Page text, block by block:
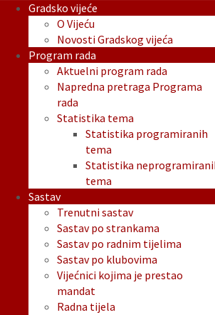
Gradsko vijeće
O Vijeću
Novosti Gradskog vijeća
Program rada
Aktuelni program rada
Napredna pretraga Programa
rada
Statistika tema
Statistika programiranih
tema
Statistika
tema
Sastav
Trenutni sastav
Sastav po strankama
Sastav po radnim tijelima
Sastav po klubovima
Vijećnici kojima je prestao
mandat
Radna tijela